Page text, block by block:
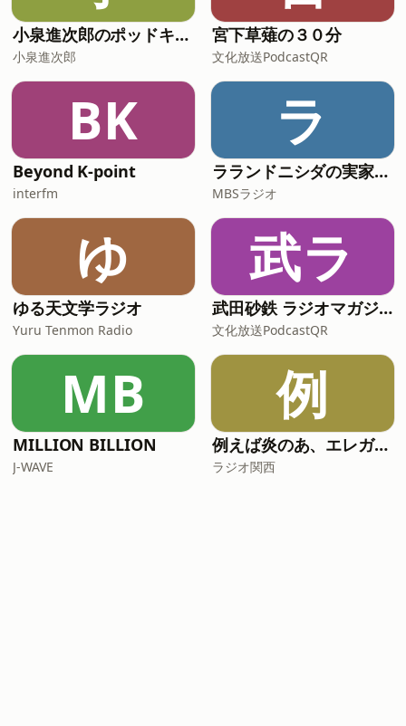
小泉進次郎のポッドキャスト
小泉進次郎
宮下草薙の３０分
文化放送PodcastQR
BK
Beyond K-point
interfm
ラ
ラランドニシダの実家には帰らない
MBSラジオ
ゆ
ゆる天文学ラジオ
Yuru Tenmon Radio
武ラ
武田砂鉄 ラジオマガジン「ラジマガインタビュー」
文化放送PodcastQR
MB
MILLION BILLION
J-WAVE
例
例えば炎のあ、エレガンス
ラジオ関西